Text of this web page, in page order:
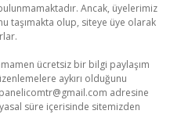
Ancak, üyelerimiz
taşımakta olup, siteye üye olarak
ücretsiz bir bilgi paylaşım
aykırı olduğunu
adresine
süre içerisinde sitemizden